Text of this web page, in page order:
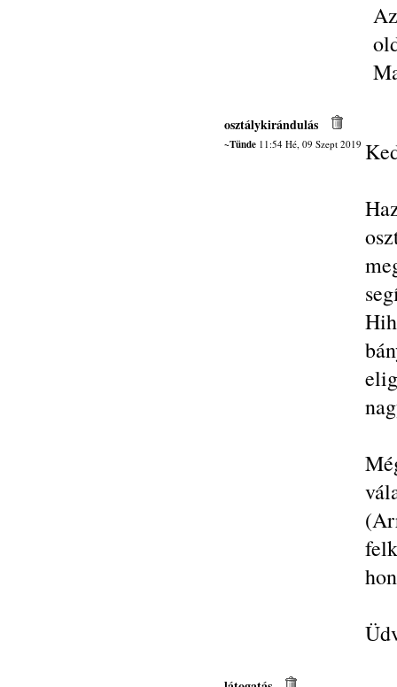
osztálykirándulás
~Tünde11:54 Hé, 09 Szept 2019